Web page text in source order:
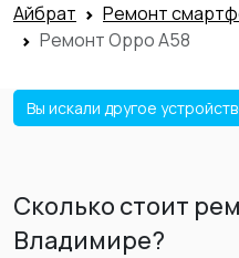
Айбрат Ремонт
Ремонт Oppo A58
Вы искали другое
Сколько стоит
Владимире?